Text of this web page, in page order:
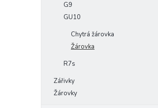
G9
GU10
Chytrá žárovka
Žárovka
R7s
Zářivky
Žárovky